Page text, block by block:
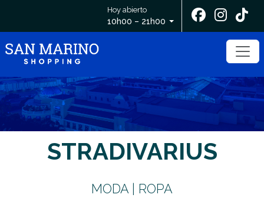
Hoy abierto
10h00 – 21h00
STRADIVARIUS
MODA | ROPA